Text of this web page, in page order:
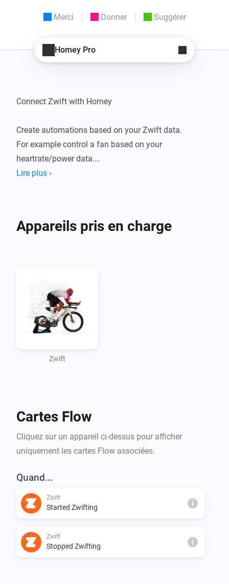
Merci Donner Suggérer
Homey Pro
Connect Zwift with Homey
Create automations based on your Zwift data.
For example control a fan based on your
heartrate/power data.
- Total distance
- Bike model
Available when Zwifting:
- Speed
Lire plus ›
Appareils pris en charge
Zwift
Cartes Flow
Cliquez sur un appareil ci-dessus pour afficher
uniquement les cartes Flow associées.
Quand...
Zwift
Started Zwifting i
Zwift
Stopped Zwifting i